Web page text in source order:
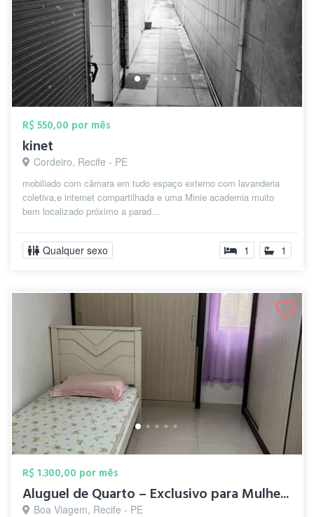
R$ 550,00 por mês
kinet
Cordeiro, Recife - PE
mobiliado com câmara em tudo espaço externo com lavanderia
coletiva,e internet compartilhada e uma Minie academia muito
bem localizado próximo a parad...
Qualquer sexo 1 1
R$ 1.300,00 por mês
Aluguel de Quarto – Exclusivo para Mulhe...
Boa Viagem, Recife - PE